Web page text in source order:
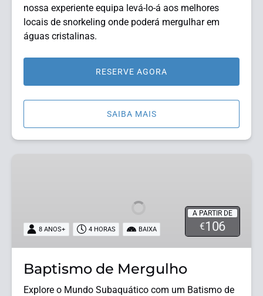
nossa experiente equipa levá-lo-á aos melhores
locais de snorkeling onde poderá mergulhar em
águas cristalinas.
RESERVE AGORA
SAIBA MAIS
A PARTIR DE
€106
8 ANOS+ 4 HORAS BAIXA
Baptismo de Mergulho
Explore o Mundo Subaquático com um Batismo de